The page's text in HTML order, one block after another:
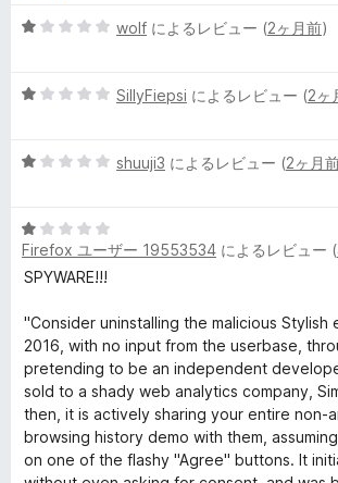
a
n
y
e
b
s
i
t
価
5
中
評
wolf によるレビュー (2ヶ月前)
5
中
評
価
SillyFiepsi によるレビュー (2ヶ
5
中
1
の
価
shuuji3 によるレビュー (2ヶ月
5
段
階
1
の
評
価
Firefox ユーザー 19553534 によるレビュー (
SPYWARE!!!
"Consider uninstalling the malicious Stylish
2016, with no input from the userbase,
pretending to be an independent
sold to a shady web analytics company,
then, it is actively sharing your entire non-
browsing history demo with them,
on one of the flashy "Agree" buttons. It